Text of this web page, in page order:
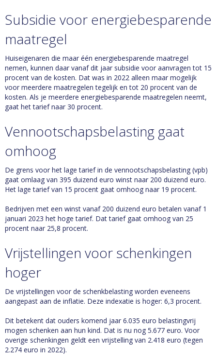
Subsidie voor energiebesparende
maatregel
Huiseigenaren die maar één energiebesparende maatregel
nemen, kunnen daar vanaf dit jaar subsidie voor aanvragen tot 15
procent van de kosten. Dat was in 2022 alleen maar mogelijk
voor meerdere maatregelen tegelijk en tot 20 procent van de
kosten. Als je meerdere energiebesparende maatregelen neemt,
gaat het tarief naar 30 procent.
Vennootschapsbelasting gaat
omhoog
De grens voor het lage tarief in de vennootschapsbelasting (vpb)
gaat omlaag van 395 duizend euro winst naar 200 duizend euro.
Het lage tarief van 15 procent gaat omhoog naar 19 procent.
Bedrijven met een winst vanaf 200 duizend euro betalen vanaf 1
januari 2023 het hoge tarief. Dat tarief gaat omhoog van 25
procent naar 25,8 procent.
Vrijstellingen voor schenkingen
hoger
De vrijstellingen voor de schenkbelasting worden eveneens
aangepast aan de inflatie. Deze indexatie is hoger: 6,3 procent.
Dit betekent dat ouders komend jaar 6.035 euro belastingvrij
mogen schenken aan hun kind. Dat is nu nog 5.677 euro. Voor
overige schenkingen geldt een vrijstelling van 2.418 euro (tegen
2.274 euro in 2022).